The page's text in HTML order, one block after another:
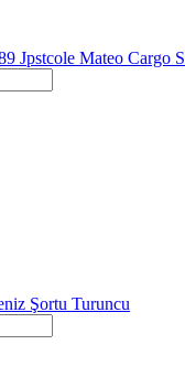
Jpstcole Mateo Cargo
Şortu Turuncu